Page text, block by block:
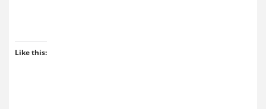
Like this: